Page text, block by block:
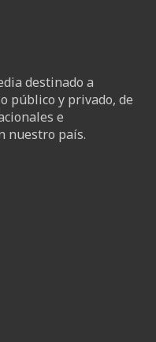
destinado a
público y privado, de
e
nuestro país.